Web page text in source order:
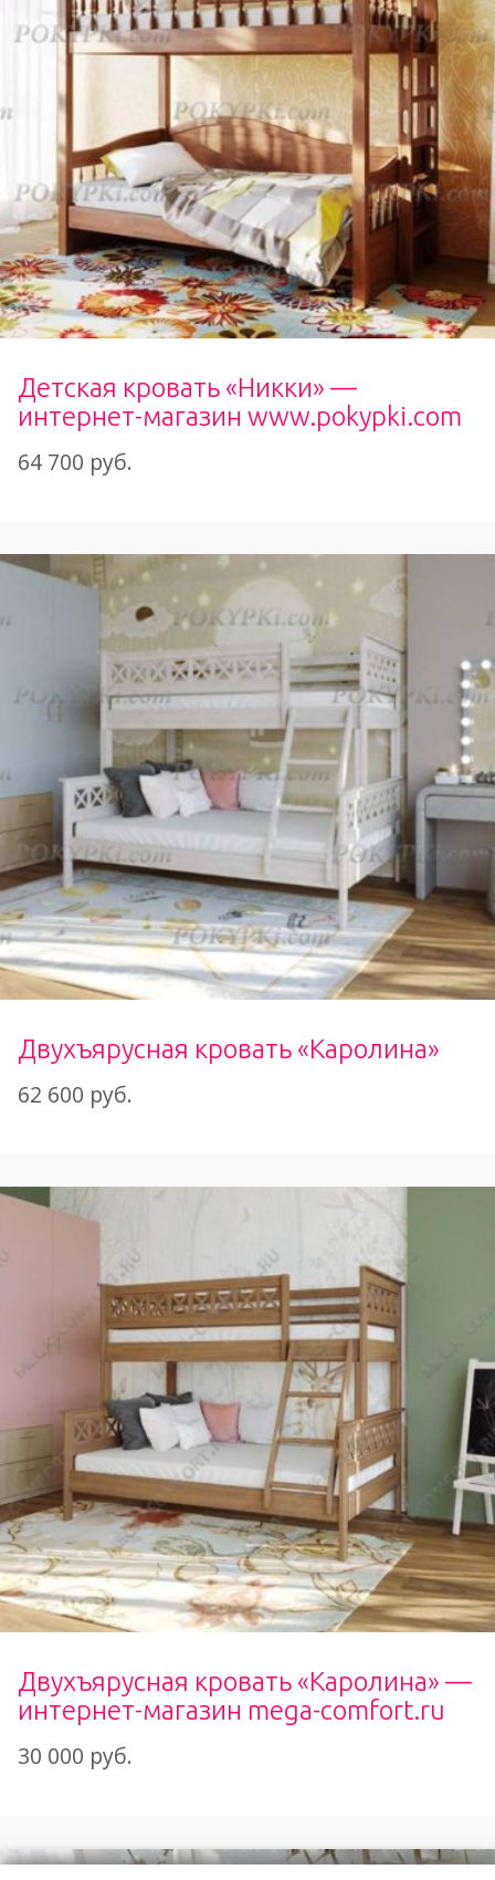
Детская кровать «Никки» —
интернет-магазин www.pokypki.com
64 700 руб.
Двухъярусная кровать «Каролина»
62 600 руб.
Двухъярусная кровать «Каролина» —
интернет-магазин mega-comfort.ru
30 000 руб.